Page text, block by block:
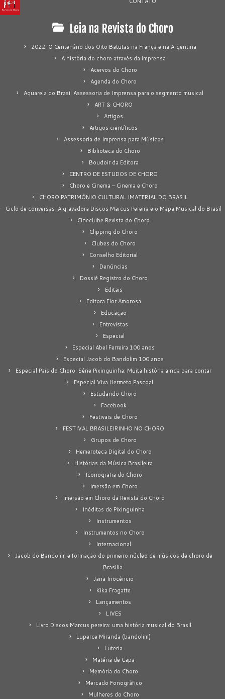
Leia na Revista do Choro
2022: O Centenário dos Oito Batutas na França e na Argentina
A história do choro através da imprensa
Acervos do Choro
Agenda do Choro
Aquarela do Brasil Assessoria de Imprensa para o segmento musical
ART & CHORO
Artigos
Artigos científicos
Assessoria de Imprensa para Músicos
Biblioteca do Choro
Boudoir da Editora
CENTRO DE ESTUDOS DE CHORO
Choro e Cinema – Cinema e Choro
CHORO PATRIMÔNIO CULTURAL IMATERIAL DO BRASIL
Ciclo de conversas 'A gravadora Discos Marcus Pereira e o Mapa Musical do Brasil
Cineclube Revista do Choro
Clipping do Choro
Clubes do Choro
Conselho Editorial
Denúncias
Dossiê Registro do Choro
Editais
Editora Flor Amorosa
Educação
Entrevistas
Especial
Especial Abel Ferreira 100 anos
Especial Jacob do Bandolim 100 anos
Especial Pais do Choro: Série Pixinguinha: Muita história ainda para contar
Especial Viva Hermeto Pascoal
Estudando Choro
Facebook
Festivais de Choro
FESTIVAL BRASILEIRINHO NO CHORO
Grupos de Choro
Hemeroteca Digital do Choro
Histórias da Música Brasileira
Iconografia do Choro
Imersão em Choro
Imersão em Choro da Revista do Choro
Inéditas de Pixinguinha
Instrumentos
Instrumentos no Choro
Internacional
Jacob do Bandolim e formação do primeiro núcleo de músicos de choro de
Brasília
Jana Inocêncio
Kika Fragatte
Lançamentos
LIVES
Livro Discos Marcus pereira: uma história musical do Brasil
Luperce Miranda (bandolim)
Luteria
Matéria de Capa
Memória do Choro
Mercado Fonográfico
Mulheres do Choro